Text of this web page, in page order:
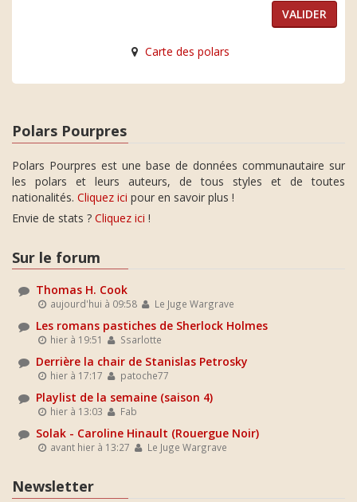
Carte des polars
Polars Pourpres
Polars Pourpres est une base de données communautaire sur
les polars et leurs auteurs, de tous styles et de toutes
nationalités. Cliquez ici pour en savoir plus !
Envie de stats ? Cliquez ici !
Sur le forum
Thomas H. Cook
aujourd'hui à 09:58 Le Juge Wargrave
Les romans pastiches de Sherlock Holmes
hier à 19:51 Ssarlotte
Derrière la chair de Stanislas Petrosky
hier à 17:17 patoche77
Playlist de la semaine (saison 4)
hier à 13:03 Fab
Solak - Caroline Hinault (Rouergue Noir)
avant hier à 13:27 Le Juge Wargrave
Newsletter